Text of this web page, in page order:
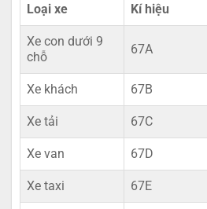
Loại xe Kí hiệu
Xe con dưới 9
chỗ
67A
Xe khách 67B
Xe tải 67C
Xe van 67D
Xe taxi 67E